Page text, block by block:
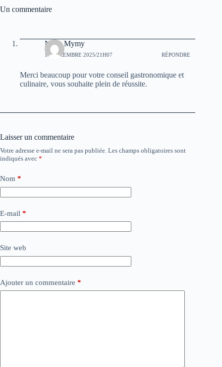
Un commentaire
Nyna Mymy
17 DÉCEMBRE 2025/21H07 RÉPONDRE
Merci beaucoup pour votre conseil gastronomique et
culinaire, vous souhaite plein de réussite.
Laisser un commentaire
Votre adresse e-mail ne sera pas publiée. Les champs obligatoires sont
indiqués avec *
Nom *
E-mail *
Site web
Ajouter un commentaire *